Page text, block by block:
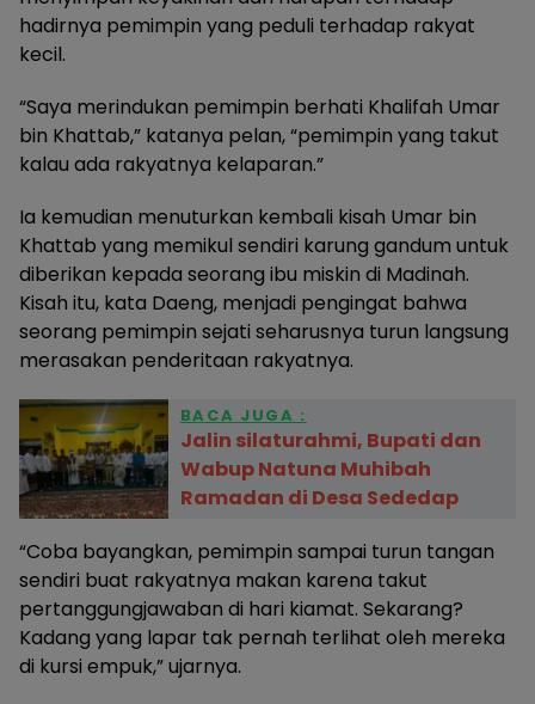
hadirnya pemimpin yang peduli terhadap rakyat
kecil.
“Saya merindukan pemimpin berhati Khalifah Umar
bin Khattab,” katanya pelan, “pemimpin yang takut
kalau ada rakyatnya kelaparan.”
Ia kemudian menuturkan kembali kisah Umar bin
Khattab yang memikul sendiri karung gandum untuk
diberikan kepada seorang ibu miskin di Madinah.
Kisah itu, kata Daeng, menjadi pengingat bahwa
seorang pemimpin sejati seharusnya turun langsung
merasakan penderitaan rakyatnya.
BACA JUGA :
Jalin silaturahmi, Bupati dan
Wabup Natuna Muhibah
Ramadan di Desa Sededap
“Coba bayangkan, pemimpin sampai turun tangan
sendiri buat rakyatnya makan karena takut
pertanggungjawaban di hari kiamat. Sekarang?
Kadang yang lapar tak pernah terlihat oleh mereka
di kursi empuk,” ujarnya.